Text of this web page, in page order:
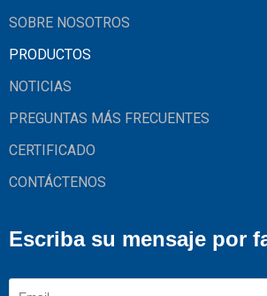
SOBRE NOSOTROS
PRODUCTOS
NOTICIAS
PREGUNTAS MÁS FRECUENTES
CERTIFICADO
CONTÁCTENOS
Escriba su mensaje por